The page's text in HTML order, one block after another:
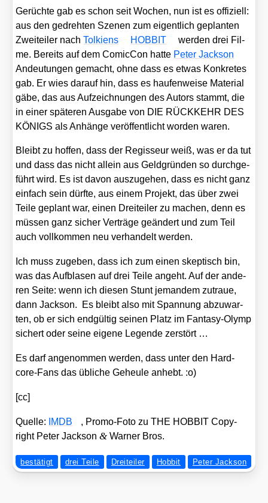
Gerüch­te gab es schon seit Wochen, nun ist es offi­zi­ell:
aus den gedreh­ten Sze­nen zum eigent­lich geplan­ten
Zwei­tei­ler nachTol­ki­ens HOBBIT
wer­den drei Fil­
me. Bereits auf dem Comic­Con hat­te Peter Jack­son
Andeu­tun­gen gemacht, ohne dass es etwas Kon­kre­tes
gab. Er wies dar­auf hin, dass es hau­fen­wei­se Mate­ri­al
gäbe, das aus Auf­zeich­nun­gen des Autors stammt, die
in einer spä­te­ren Aus­ga­be von DIE RÜCKKEHR DES
KÖNIGS als Anhän­ge ver­öf­fent­licht wor­den waren.
Bleibt zu hof­fen, dass der Regis­seur weiß, was er da tut
und dass das nicht allein aus Geld­grün­den so durch­ge­
führt wird. Es ist davon aus­zu­ge­hen, dass es nicht ganz
ein­fach sein dürf­te, aus einem Pro­jekt, das über zwei
Tei­le geplant war, einen Drei­tei­ler zu machen, denn es
müs­sen ganz sicher Ver­trä­ge geän­dert und zum Teil
auch voll­kom­men neu ver­han­delt wer­den.
Ich muss zuge­ben, dass ich zum einen skep­tisch bin,
was das Auf­bla­sen auf drei Tei­le angeht. Auf der ande­
ren Sei­te: wenn ich die­sen Stunt jeman­dem zutraue,
dann Jack­son. Es bleibt also mit Span­nung abzu­war­
ten, ob er sich end­gül­tig sei­nen Platz im Fan­ta­sy-Olymp
sichert oder sei­ne eige­ne Legen­de zer­stört …
Es darf ange­nom­men wer­den, dass unter den Hard­
core-Fans das übli­che Geheu­le anhebt. :o)
[cc]
Quel­le: IMDB
, Pro­mo-Foto zu THE HOBBIT Copy­
right Peter Jack­son& War­ner Bros.
bestätigt drei Teile Dreiteiler Hobbit Peter Jackson